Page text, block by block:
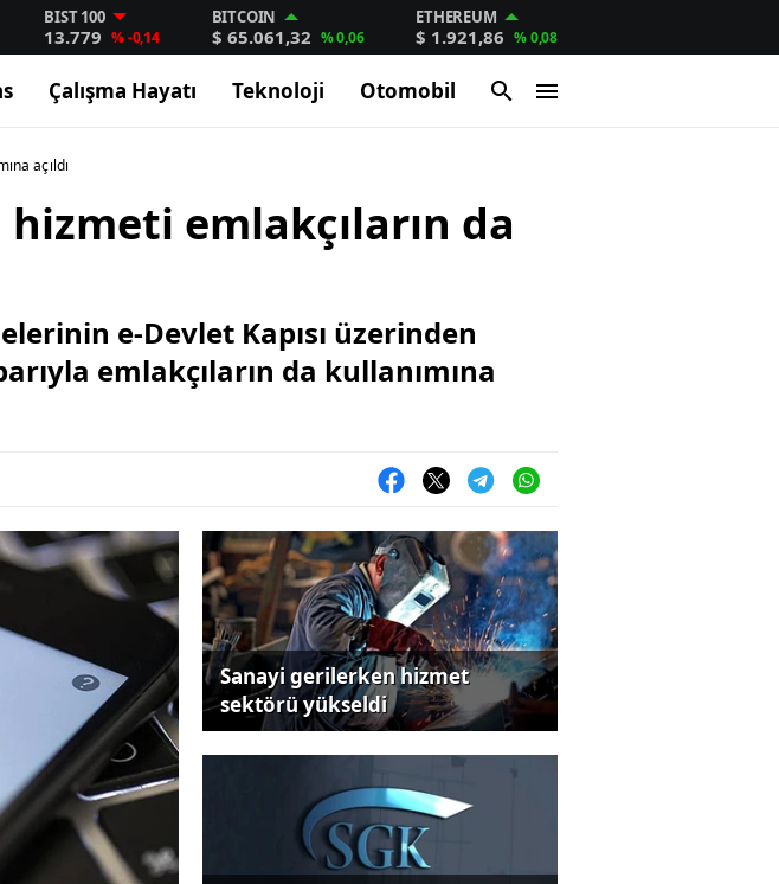
BIST 100
13.779 % -0,14
BITCOIN
$ 65.061,32 % 0,06
ETHEREUM
$ 1.921,86 % 0,08
Çalışma Hayatı Teknoloji Otomobil
açıldı
emlakçıların da
e-Devlet Kapısı üzerinden
emlakçıların da kullanımına
Sanayi gerilerken hizmet
sektörü yükseldi